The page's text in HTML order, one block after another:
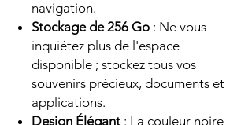
navigation.
Stockage de 256 Go : Ne vous
inquiétez plus de l'espace
disponible ; stockez tous vos
souvenirs précieux, documents et
applications.
Design Élégant : La couleur noire